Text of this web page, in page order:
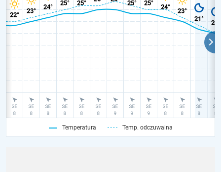
Temperatura Temp. odczuwalna